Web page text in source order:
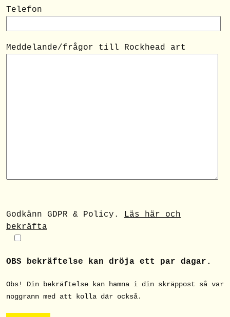
Telefon
Meddelande/frågor till Rockhead art
Godkänn GDPR & Policy. Läs här och
bekräfta
OBS bekräftelse kan dröja ett par dagar.
Obs! Din bekräftelse kan hamna i din skräppost så var
noggrann med att kolla där också.